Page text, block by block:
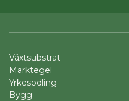
Växtsubstrat
Marktegel
Yrkesodling
Bygg